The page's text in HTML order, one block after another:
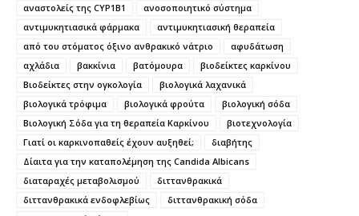
αναστολείς της CYP1B1
ανοσοποιητικό σύστημα
αντιμυκητιασικά φάρμακα
αντιμυκητιασική θεραπεία
από του στόματος όξινο ανθρακικό νάτριο
αφυδάτωση
αχλάδια
βακκίνια βατόμουρα
βιοδείκτες καρκίνου
Βιοδείκτες στην ογκολογία
βιολογικά λαχανικά
βιολογικά τρόφιμα
βιολογικά φρούτα
βιολογική σόδα
Βιολογική Σόδα για τη θεραπεία Καρκίνου
βιοτεχνολογία
Γιατί οι καρκινοπαθείς έχουν αυξηθεί;
διαβήτης
Δίαιτα για την καταπολέμηση της Candida Albicans
διαταραχές μεταβολισμού
διττανθρακικά
διττανθρακικά ενδοφλεβίως
διττανθρακική σόδα